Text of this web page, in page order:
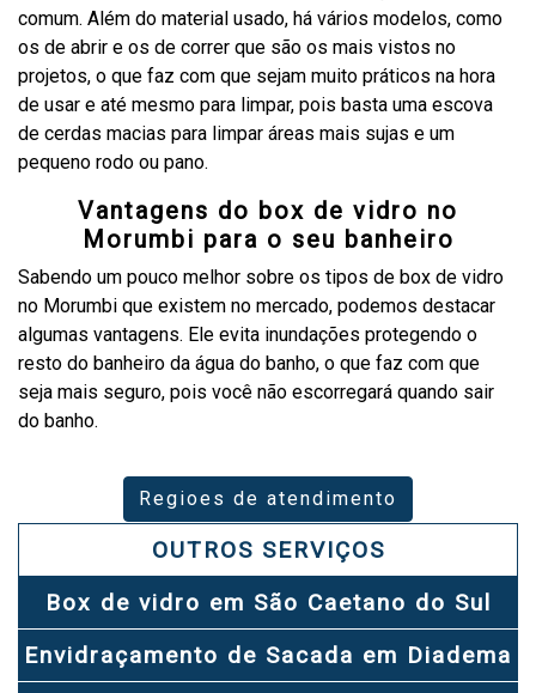
comum. Além do material usado, há vários modelos, como
os de abrir e os de correr que são os mais vistos no
projetos, o que faz com que sejam muito práticos na hora
de usar e até mesmo para limpar, pois basta uma escova
de cerdas macias para limpar áreas mais sujas e um
pequeno rodo ou pano.
Vantagens do box de vidro no
Morumbi para o seu banheiro
Sabendo um pouco melhor sobre os tipos de box de vidro
no Morumbi que existem no mercado, podemos destacar
algumas vantagens. Ele evita inundações protegendo o
resto do banheiro da água do banho, o que faz com que
seja mais seguro, pois você não escorregará quando sair
do banho.
Regioes de atendimento
OUTROS SERVIÇOS
Box de vidro em São Caetano do Sul
Envidraçamento de Sacada em Diadema